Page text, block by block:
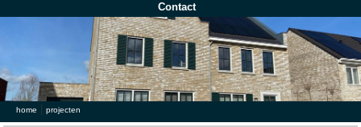
Contact
U bent hier
home projecten